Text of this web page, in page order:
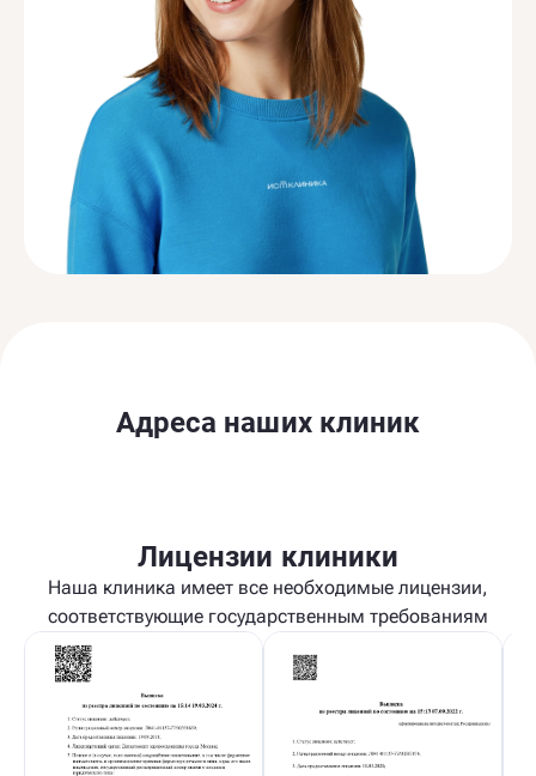
Адреса наших клиник
Лицензии клиники
Наша клиника имеет все необходимые лицензии,
соответствующие государственным требованиям